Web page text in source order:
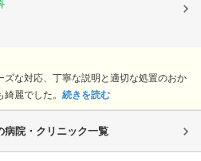
な対応、丁寧な説明と適切な処置のおか
麗でした。 続きを読む
病院・クリニック一覧